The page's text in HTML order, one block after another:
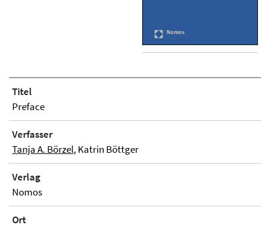
Titel
Preface
Verfasser
Tanja A. Börzel, Katrin Böttger
Verlag
Nomos
Ort